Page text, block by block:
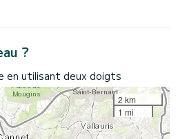
?
en utilisant deux doigts
2 km
1 mi